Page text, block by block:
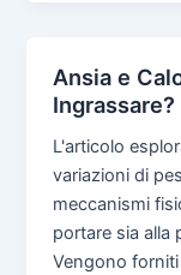
Ansia e
L'articolo
variazioni di
meccanismi
portare sia alla
Vengono